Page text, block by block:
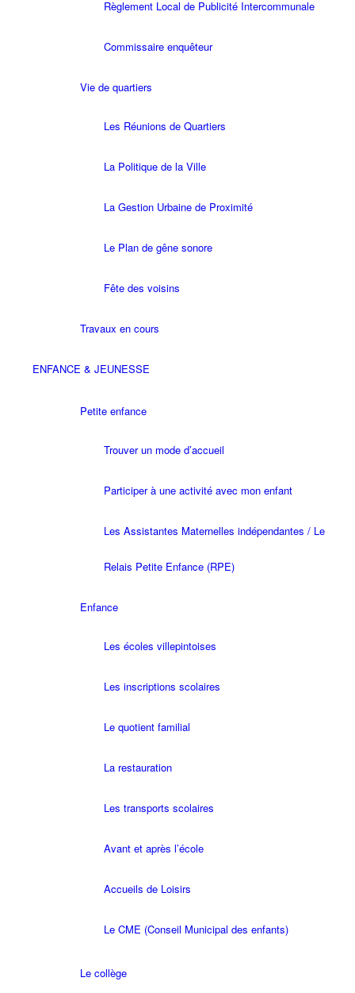
Règlement Local de Publicité Intercommunale
Commissaire enquêteur
Vie de quartiers
Les Réunions de Quartiers
La Politique de la Ville
La Gestion Urbaine de Proximité
Le Plan de gêne sonore
Fête des voisins
Travaux en cours
ENFANCE & JEUNESSE
Petite enfance
Trouver un mode d’accueil
Participer à une activité avec mon enfant
Les Assistantes Maternelles indépendantes / Le
Relais Petite Enfance (RPE)
Enfance
Les écoles villepintoises
Les inscriptions scolaires
Le quotient familial
La restauration
Les transports scolaires
Avant et après l’école
Accueils de Loisirs
Le CME (Conseil Municipal des enfants)
Le collège